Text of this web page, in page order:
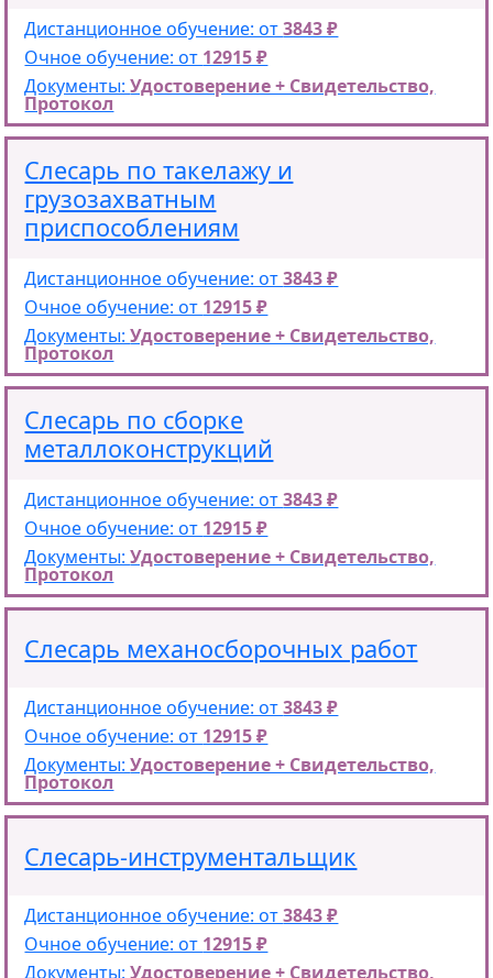
Дистанционное обучение: от3843 ₽
Очное обучение: от 12915 ₽
Документы:Удостоверение + Свидетельство,
Протокол
Слесарь по такелажу и
грузозахватным
приспособлениям
Дистанционное обучение: от3843 ₽
Очное обучение: от 12915 ₽
Документы:Удостоверение + Свидетельство,
Протокол
Слесарь по сборке
металлоконструкций
Дистанционное обучение: от3843 ₽
Очное обучение: от 12915 ₽
Документы:Удостоверение + Свидетельство,
Протокол
Слесарь механосборочных работ
Дистанционное обучение: от3843 ₽
Очное обучение: от 12915 ₽
Документы:Удостоверение + Свидетельство,
Протокол
Слесарь-инструментальщик
Дистанционное обучение: от3843 ₽
Очное обучение: от 12915 ₽
Документы:Удостоверение + Свидетельство,